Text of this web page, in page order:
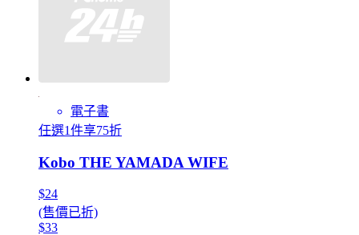
電子書
任選1件享75折
Kobo THE YAMADA WIFE
$24
(售價已折)
$33